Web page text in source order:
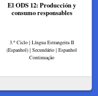
El ODS 12: Producción y
consumo responsables
3.º Ciclo | Língua Estrangeira II
(Espanhol) | Secundário | Espanhol
Continuação